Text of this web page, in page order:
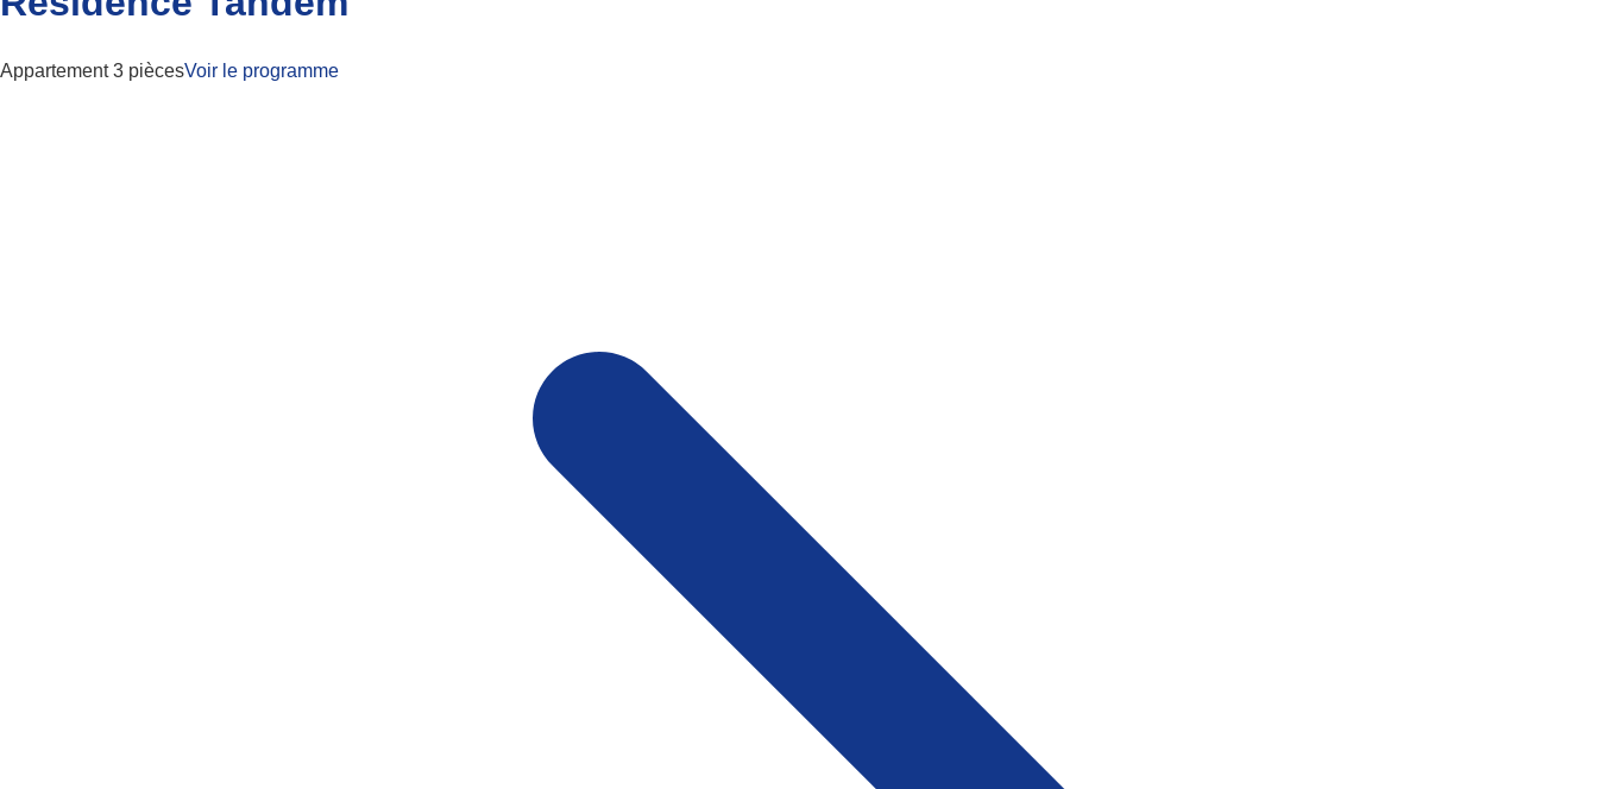
Appartement 3 piècesVoir le programme